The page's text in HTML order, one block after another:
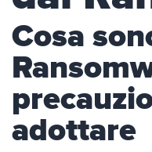
Cosa
adottare